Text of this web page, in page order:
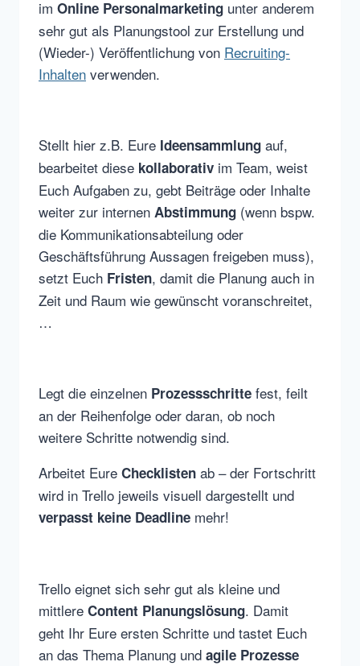
im Online Personalmarketing unter anderem
sehr gut als Planungstool zur Erstellung und
(Wieder-) Veröffentlichung von Recruiting-
Inhalten verwenden.
Stellt hier z.B. Eure Ideensammlung auf,
bearbeitet diese kollaborativ im Team, weist
Euch Aufgaben zu, gebt Beiträge oder Inhalte
weiter zur internen Abstimmung (wenn bspw.
die Kommunikationsabteilung oder
Geschäftsführung Aussagen freigeben muss),
setzt Euch Fristen, damit die Planung auch in
Zeit und Raum wie gewünscht voranschreitet,
…
Legt die einzelnen Prozessschritte fest, feilt
an der Reihenfolge oder daran, ob noch
weitere Schritte notwendig sind.
Arbeitet Eure Checklisten ab – der Fortschritt
wird in Trello jeweils visuell dargestellt und
verpasst keine Deadline mehr!
Trello eignet sich sehr gut als kleine und
mittlere Content Planungslösung. Damit
geht Ihr Eure ersten Schritte und tastet Euch
an das Thema Planung und agile Prozesse